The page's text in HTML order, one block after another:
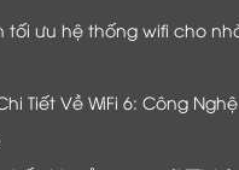
tối ưu hệ thống wifi cho
Tiết Về WiFi 6: Công